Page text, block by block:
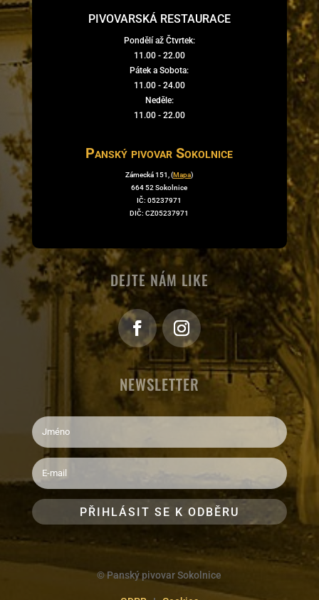
PIVOVARSKÁ RESTAURACE
Pondělí až Čtvrtek:
11.00 - 22.00
Pátek a Sobota:
11.00 - 24.00
Neděle:
11.00 - 22.00
Panský pivovar Sokolnice
Zámecká 151, (Mapa)
664 52 Sokolnice
IČ: 05237971
DIČ: CZ05237971
DEJTE NÁM LIKE
NEWSLETTER
PŘIHLÁSIT SE K ODBĚRU
© Panský pivovar Sokolnice